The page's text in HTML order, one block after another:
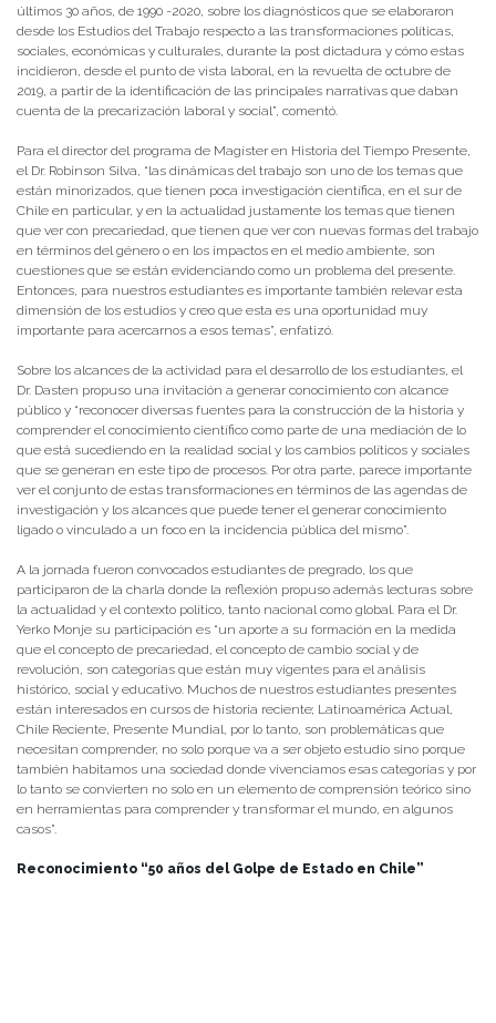
últimos 30 años, de 1990 -2020, sobre los diagnósticos que se elaboraron
desde los Estudios del Trabajo respecto a las transformaciones políticas,
sociales, económicas y culturales, durante la post dictadura y cómo estas
incidieron, desde el punto de vista laboral, en la revuelta de octubre de
2019, a partir de la identificación de las principales narrativas que daban
cuenta de la precarización laboral y social”, comentó.
Para el director del programa de Magíster en Historia del Tiempo Presente,
el Dr. Robinson Silva, “las dinámicas del trabajo son uno de los temas que
están minorizados, que tienen poca investigación científica, en el sur de
Chile en particular, y en la actualidad justamente los temas que tienen
que ver con precariedad, que tienen que ver con nuevas formas del trabajo
en términos del género o en los impactos en el medio ambiente, son
cuestiones que se están evidenciando como un problema del presente.
Entonces, para nuestros estudiantes es importante también relevar esta
dimensión de los estudios y creo que esta es una oportunidad muy
importante para acercarnos a esos temas”, enfatizó.
Sobre los alcances de la actividad para el desarrollo de los estudiantes, el
Dr. Dasten propuso una invitación a generar conocimiento con alcance
público y “reconocer diversas fuentes para la construcción de la historia y
comprender el conocimiento científico como parte de una mediación de lo
que está sucediendo en la realidad social y los cambios políticos y sociales
que se generan en este tipo de procesos. Por otra parte, parece importante
ver el conjunto de estas transformaciones en términos de las agendas de
investigación y los alcances que puede tener el generar conocimiento
ligado o vinculado a un foco en la incidencia pública del mismo”.
A la jornada fueron convocados estudiantes de pregrado, los que
participaron de la charla donde la reflexión propuso además lecturas sobre
la actualidad y el contexto político, tanto nacional como global. Para el Dr.
Yerko Monje su participación es “un aporte a su formación en la medida
que el concepto de precariedad, el concepto de cambio social y de
revolución, son categorías que están muy vigentes para el análisis
histórico, social y educativo. Muchos de nuestros estudiantes presentes
están interesados en cursos de historia reciente; Latinoamérica Actual,
Chile Reciente, Presente Mundial, por lo tanto, son problemáticas que
necesitan comprender, no solo porque va a ser objeto estudio sino porque
también habitamos una sociedad donde vivenciamos esas categorías y por
lo tanto se convierten no solo en un elemento de comprensión teórico sino
en herramientas para comprender y transformar el mundo, en algunos
casos”.
Reconocimiento “50 años del Golpe de Estado en Chile”